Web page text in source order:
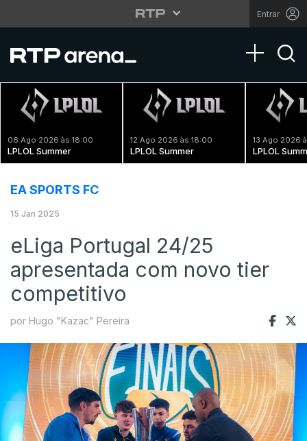
Entrar
Toggle
06 Ago 2026 às 18:00
LPLOL Summer
12 Ago 2026 às 18:00
LPLOL Summer
13 Ago 2026
LPLOL
EA SPORTS FC
15 Jan 2025
eLiga Portugal 24/25
apresentada com novo tier
competitivo
por Hugo "Kazac" Pereira